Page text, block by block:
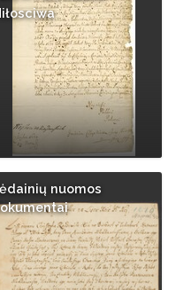
nuomos